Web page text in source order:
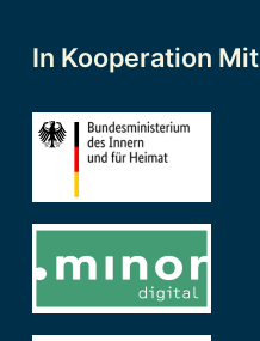
In Kooperation Mit